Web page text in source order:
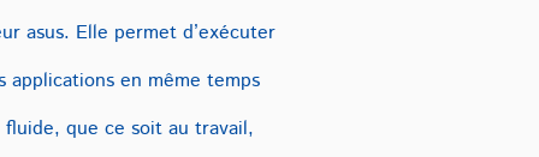
asus. Elle permet d’exécuter
applications en même temps
que ce soit au travail,